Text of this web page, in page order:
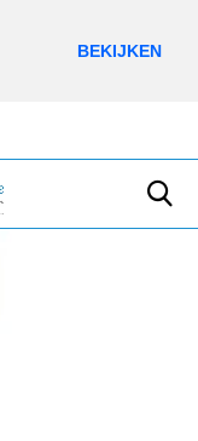
BEKIJKEN